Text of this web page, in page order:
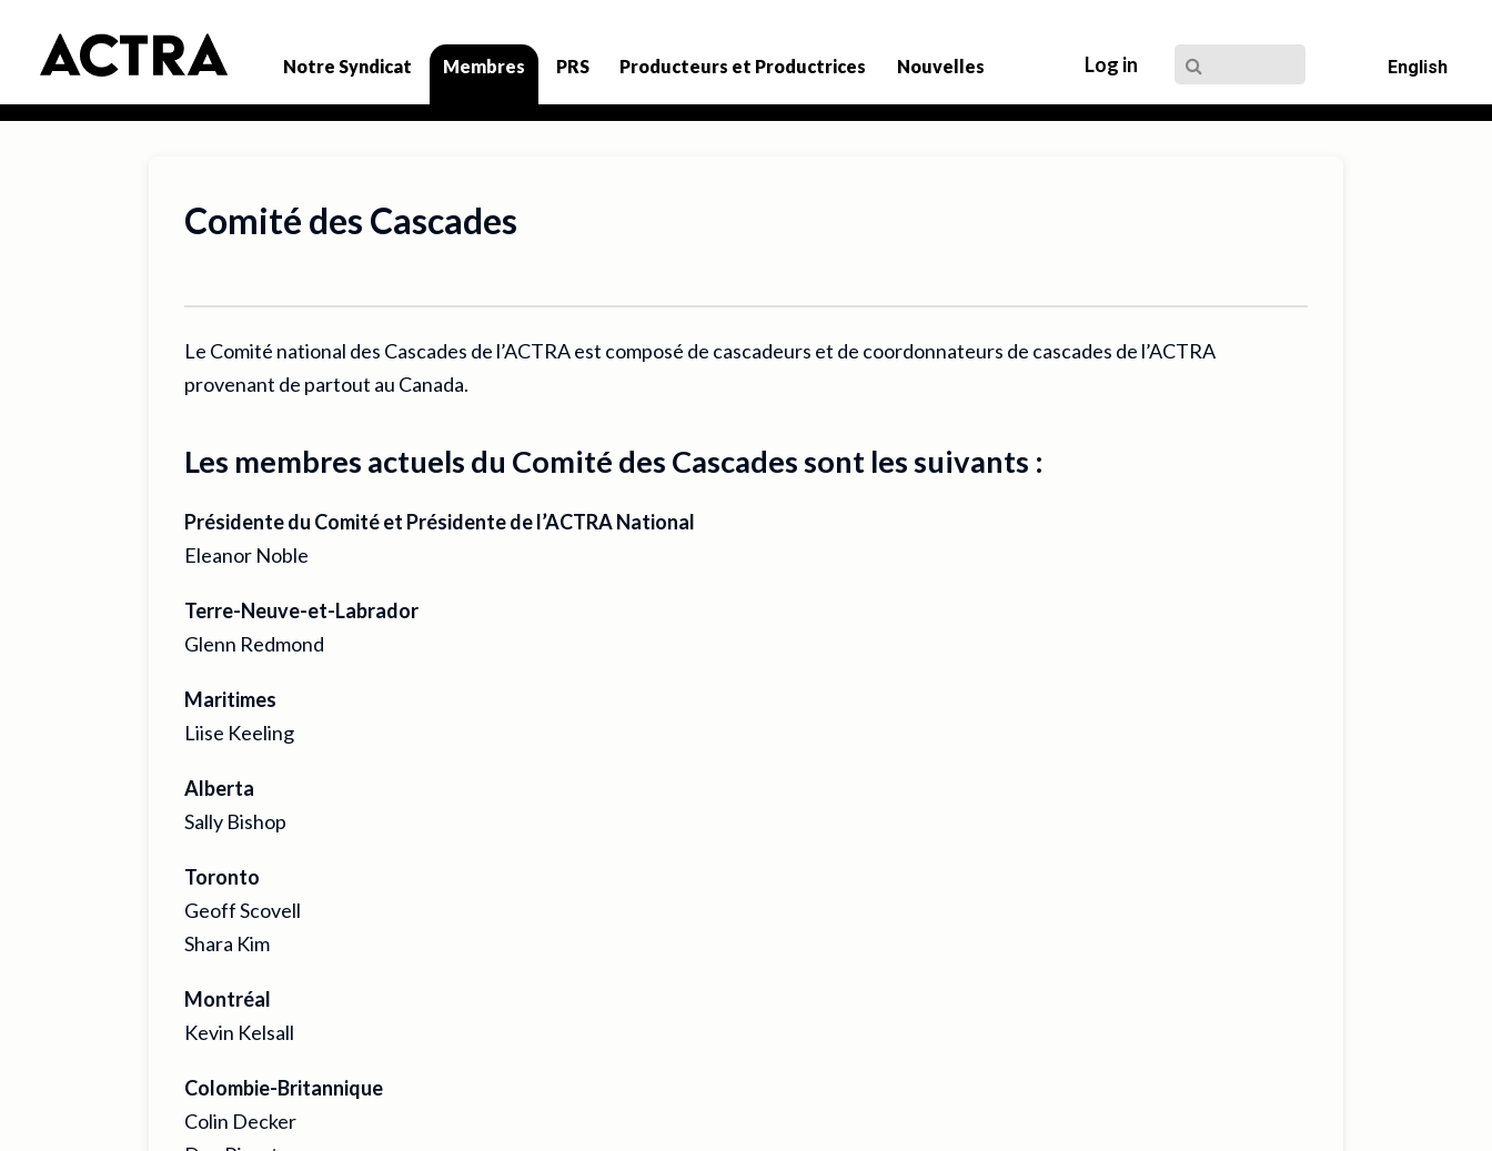
Notre Syndicat Membres PRS Producteurs et Productrices Nouvelles Log in English
Comité des Cascades
Le Comité national des Cascades de l’ACTRA est composé de cascadeurs et de coordonnateurs de cascades de l’ACTRA
provenant de partout au Canada.
Les membres actuels du Comité des Cascades sont les suivants :
Présidente du Comité et Présidente de l’ACTRA National
Eleanor Noble
Terre-Neuve-et-Labrador
Glenn Redmond
Maritimes
Liise Keeling
Alberta
Sally Bishop
Toronto
Geoff Scovell
Shara Kim
Montréal
Kevin Kelsall
Colombie-Britannique
Colin Decker